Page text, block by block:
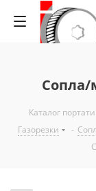
Сопла/
Каталог
Газорезки
-